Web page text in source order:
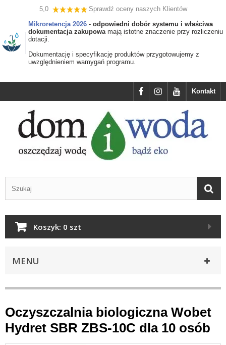
5,0
Sprawdź oceny naszych Klientów
Mikroretencja 2026 - odpowiedni dobór systemu i właściwa
dokumentacja zakupowamają istotne znaczenie przy rozliczeniu
dotacji.
Dokumentację i specyfikację produktów przygotowujemy z
uwzględnieniem wamygań programu.
Kontakt
Koszyk: 0 szt
MENU
Oczyszczalnia biologiczna Wobet
Hydret SBR ZBS-10C dla 10 osób